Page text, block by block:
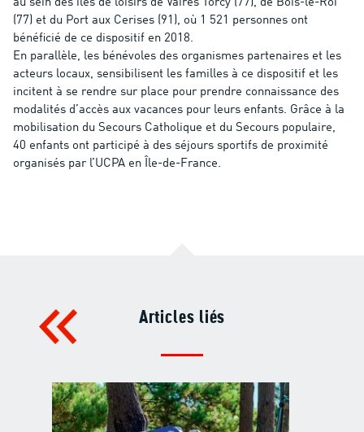
au sein des îles de loisirs de Vaires Torcy (77), de Bois-le-Roi
(77) et du Port aux Cerises (91), où 1 521 personnes ont
bénéficié de ce dispositif en 2018.
En parallèle, les bénévoles des organismes partenaires et les
acteurs locaux, sensibilisent les familles à ce dispositif et les
incitent à se rendre sur place pour prendre connaissance des
modalités d’accès aux vacances pour leurs enfants. Grâce à la
mobilisation du Secours Catholique et du Secours populaire,
40 enfants ont participé à des séjours sportifs de proximité
organisés par l’UCPA en Île-de-France.
Articles liés